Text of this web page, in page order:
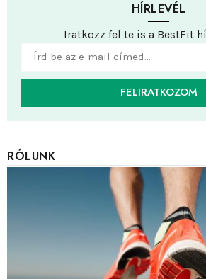
HÍRLEVÉL
Iratkozz fel te is a BestFit
FELIRATKOZOM
RÓLUNK